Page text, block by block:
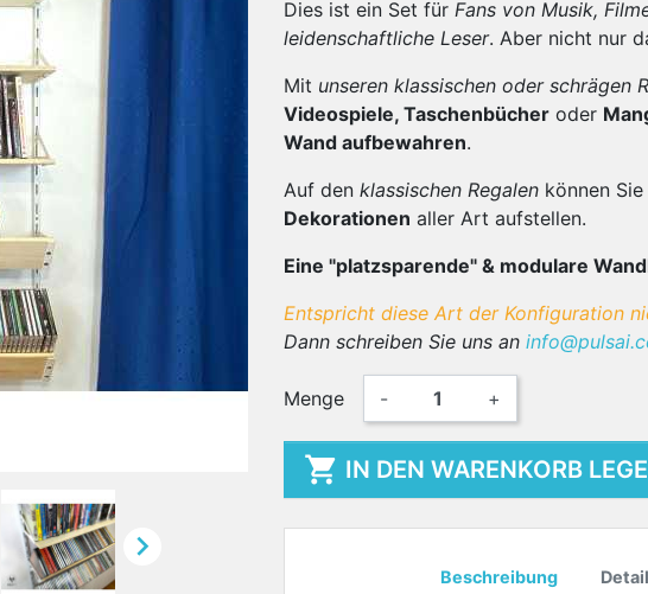

Dies ist ein Set für Fans von Musik,
leidenschaftliche Leser. Aber nicht nur
Mit unseren klassischen oder schrägen
Videospiele, Taschenbücher oder
Wand aufbewahren.
Auf den klassischen Regalen können
Dekorationen aller Art aufstellen.
Eine "platzsparende" & modulare
Entspricht diese Art der Konfiguration
Dann schreiben Sie uns an
Menge - +
 IN DEN WARENKORB
Beschreibung